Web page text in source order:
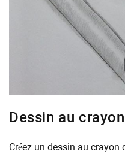
Dessin au
Créez un dessin au